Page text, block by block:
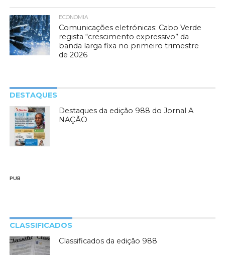
ECONOMIA
Comunicações eletrónicas: Cabo Verde
regista “crescimento expressivo” da
banda larga fixa no primeiro trimestre
de 2026
DESTAQUES
Destaques da edição 988 do Jornal A
NAÇÃO
PUB
CLASSIFICADOS
Classificados da edição 988